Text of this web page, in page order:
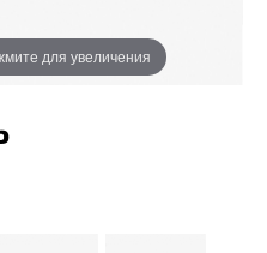
для увеличения